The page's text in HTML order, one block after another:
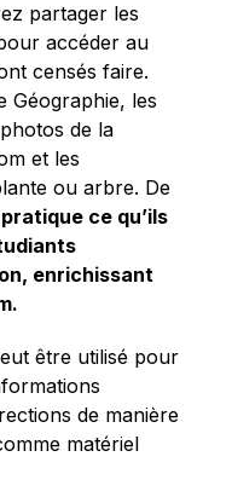
partager les
accéder au
censés faire.
Géographie, les
de la
et les
ou arbre. De
ce qu’ils
enrichissant
être utilisé pour
de manière
matériel